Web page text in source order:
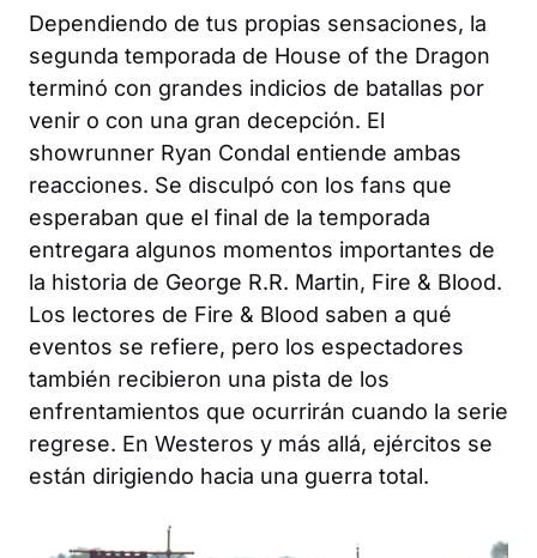
Dependiendo de tus propias sensaciones, la
segunda temporada de House of the Dragon
terminó con grandes indicios de batallas por
venir o con una gran decepción. El
showrunner Ryan Condal entiende ambas
reacciones. Se disculpó con los fans que
esperaban que el final de la temporada
entregara algunos momentos importantes de
la historia de George R.R. Martin, Fire & Blood.
Los lectores de Fire & Blood saben a qué
eventos se refiere, pero los espectadores
también recibieron una pista de los
enfrentamientos que ocurrirán cuando la serie
regrese. En Westeros y más allá, ejércitos se
están dirigiendo hacia una guerra total.